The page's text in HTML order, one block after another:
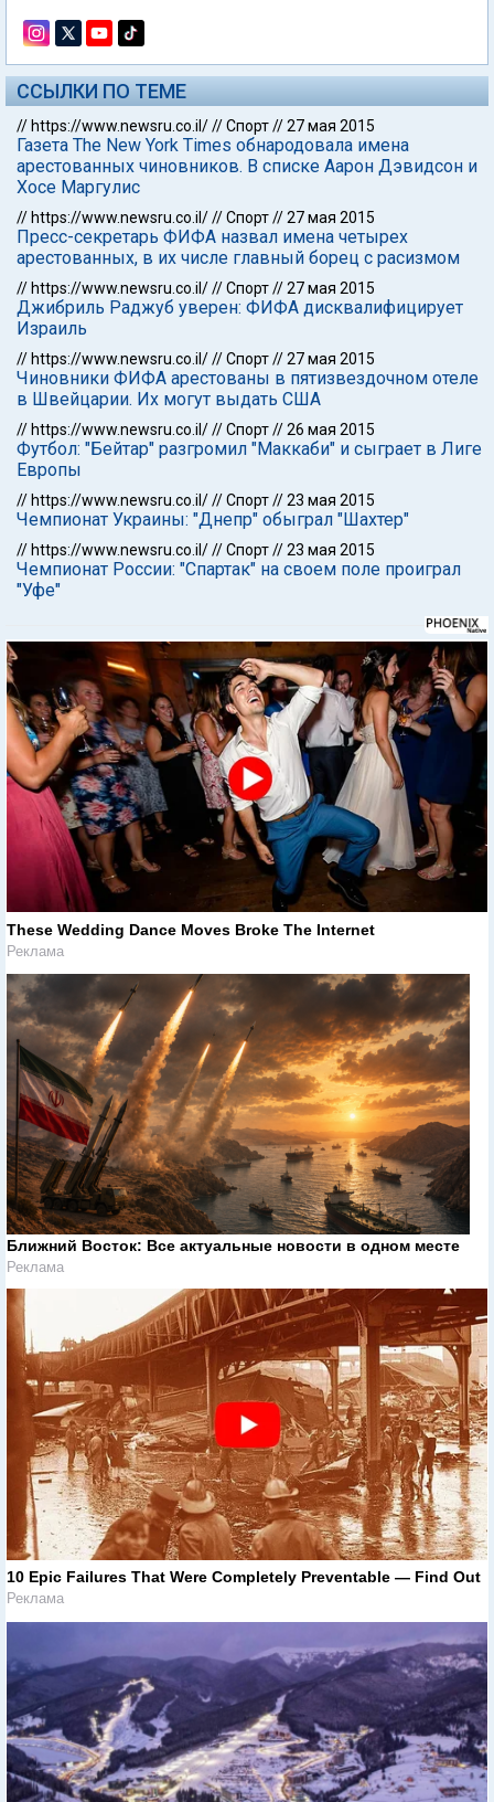
ССЫЛКИ ПО ТЕМЕ
// https://www.newsru.co.il///Спорт//27 мая 2015
Газета The New York Times обнародовала имена
арестованных чиновников. В списке Аарон Дэвидсон и
Хосе Маргулис
// https://www.newsru.co.il///Спорт//27 мая 2015
Пресс-секретарь ФИФА назвал имена четырех
арестованных, в их числе главный борец с расизмом
// https://www.newsru.co.il///Спорт//27 мая 2015
Джибриль Раджуб уверен: ФИФА дисквалифицирует
Израиль
// https://www.newsru.co.il///Спорт//27 мая 2015
Чиновники ФИФА арестованы в пятизвездочном отеле
в Швейцарии. Их могут выдать США
// https://www.newsru.co.il///Спорт//26 мая 2015
Футбол: "Бейтар" разгромил "Маккаби" и сыграет в Лиге
Европы
// https://www.newsru.co.il///Спорт//23 мая 2015
Чемпионат Украины: "Днепр" обыграл "Шахтер"
// https://www.newsru.co.il///Спорт//23 мая 2015
Чемпионат России: "Спартак" на своем поле проиграл
"Уфе"
These Wedding Dance Moves Broke The Internet
Реклама
Ближний Восток: Все актуальные новости в одном месте
Реклама
10 Epic Failures That Were Completely Preventable — Find Out
Реклама